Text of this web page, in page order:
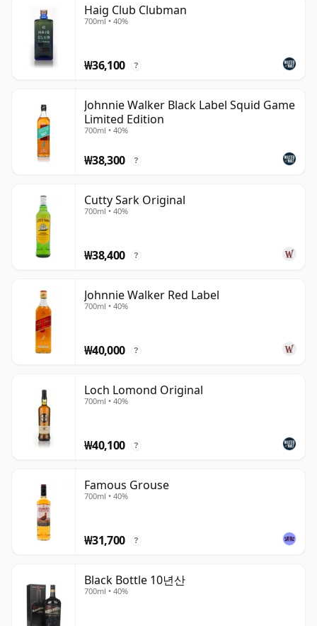
Haig Club Clubman
700ml • 40%
₩36,100 ?
Johnnie Walker Black Label Squid Game
Limited Edition
700ml • 40%
₩38,300 ?
Cutty Sark Original
700ml • 40%
₩38,400 ?
Johnnie Walker Red Label
700ml • 40%
₩40,000 ?
Loch Lomond Original
700ml • 40%
₩40,100 ?
Famous Grouse
700ml • 40%
₩31,700 ?
Black Bottle 10년산
700ml • 40%